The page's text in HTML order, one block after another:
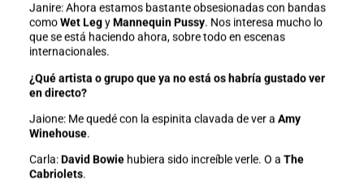
Janire: Ahora estamos bastante obsesionadas con bandas
comoWet Legy Mannequin Pussy. Nos interesa mucho lo
que se está haciendo ahora, sobre todo en escenas
internacionales.
¿Qué artista o grupo que ya no está os habría gustado ver
en directo?
Jaione: Me quedé con la espinita clavada de ver a Amy
Winehouse.
Carla: David Bowiehubiera sido increíble verle. O a The
Cabriolets.